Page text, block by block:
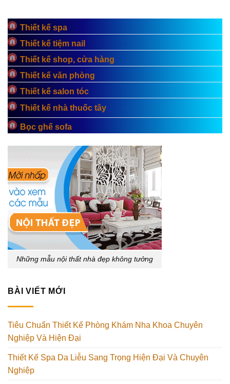
Thiết kế spa
Thiết kế tiệm nail
Thiết kế shop, cửa hàng
Thiết kế văn phòng
Thiết kế salon tóc
Thiết kế nhà thuốc tây
Bọc ghế sofa
Những mẫu nội thất nhà đẹp không tưởng
BÀI VIẾT MỚI
Tiêu Chuẩn Thiết Kế Phòng Khám Nha Khoa Chuyên
Nghiệp Và Hiện Đại
Thiết Kế Spa Da Liễu Sang Trọng Hiện Đại Và Chuyên
Nghiệp